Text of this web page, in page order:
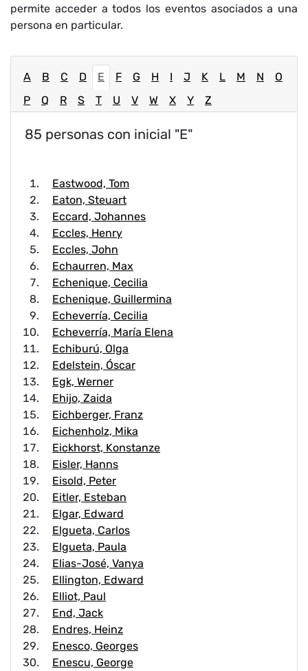
permite acceder a todos los eventos asociados a una
persona en particular.
A B C D E F G H I J K L M N
O
P
Q R S T U V W X Y Z
85 personas con inicial "E"
Eastwood, Tom
Eaton, Steuart
Eccard, Johannes
Eccles, Henry
Eccles, John
Echaurren, Max
Echenique, Cecilia
Echenique, Guillermina
Echeverría, Cecilia
Echeverría, María Elena
Echiburú, Olga
Edelstein, Óscar
Egk, Werner
Ehijo, Zaida
Eichberger, Franz
Eichenholz, Mika
Eickhorst, Konstanze
Eisler, Hanns
Eisold, Peter
Eitler, Esteban
Elgar, Edward
Elgueta, Carlos
Elgueta, Paula
Elias-José, Vanya
Ellington, Edward
Elliot, Paul
End, Jack
Endres, Heinz
Enesco, Georges
Enescu, George